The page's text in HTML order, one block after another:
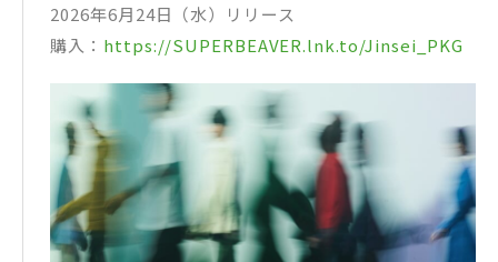
2026年6月24日（水）リリース
購入： https://SUPERBEAVER.lnk.to/Jinsei_PKG